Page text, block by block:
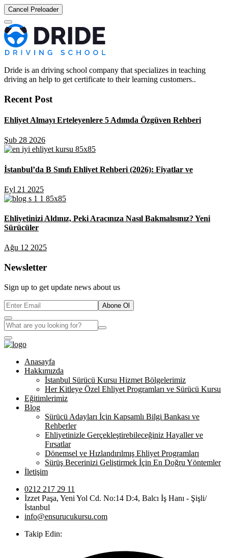
Cancel Preloader
Dride is an driving school company that specializes in teaching
driving an help to get certificate to their learning customers..
Recent Post
Ehliyet Almayı Erteleyenlere 5 Adımda Özgüven Rehberi
Şub 28 2026
İstanbul’da B Sınıfı Ehliyet Rehberi (2026): Fiyatlar ve
Eyl 21 2025
Ehliyetinizi Aldınız, Peki Aracınıza Nasıl Bakmalısınız? Yeni
Sürücüler
Ağu 12 2025
Newsletter
Sign up to get update news about us
Abone Ol
Anasayfa
Hakkımızda
İstanbul Sürücü Kursu Hizmet Bölgelerimiz
Her Kitleye Özel Ehliyet Programları ve Sürücü Kursu
Eğitimlerimiz
Blog
Sürücü Adayları İçin Kapsamlı Bilgi Bankası ve
Rehberler
Ehliyetinizle Gerçekleştirebileceğiniz Hayaller ve
Fırsatlar
Dönemsel ve Hızlandırılmış Ehliyet Programları
Sürüş Becerinizi Geliştirmek İçin En Doğru Yöntemler
İletişim
0212 217 29 11
İzzet Paşa, Yeni Yol Cd. No:14 D:4, Balcı İş Hanı - Şişli/
İstanbul
info@ensurucukursu.com
Takip Edin: